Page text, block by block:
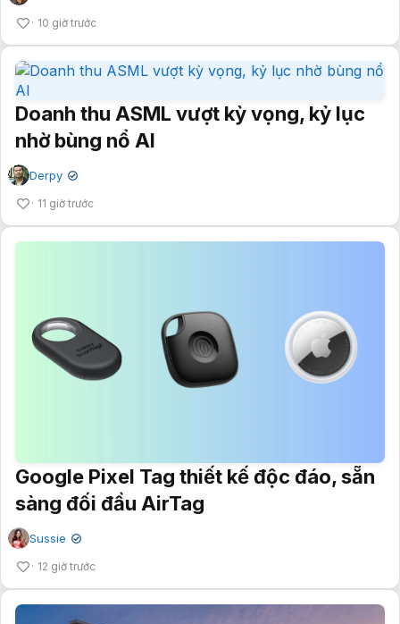
10 giờ trước
Doanh thu ASML vượt kỳ vọng, kỷ lục
nhờ bùng nổ AI
Derpy ✔
11 giờ trước
Google Pixel Tag thiết kế độc đáo, sẵn
sàng đối đầu AirTag
Sussie ✔
12 giờ trước